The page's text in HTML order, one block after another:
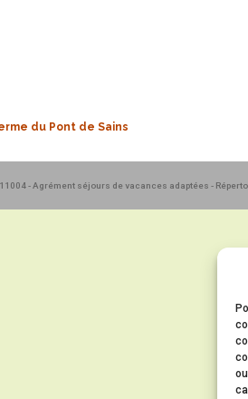
du Pont de Sains
- Agrément séjours de vacances adaptées -